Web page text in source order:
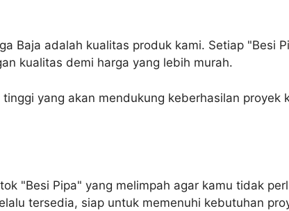
Baja adalah kualitas produk kami. Setiap "Besi
kualitas demi harga yang lebih murah.
yang akan mendukung keberhasilan proyek
"Besi Pipa" yang melimpah agar kamu tidak
tersedia, siap untuk memenuhi kebutuhan